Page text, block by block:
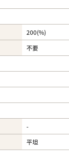
200(%)
不要
-
平坦